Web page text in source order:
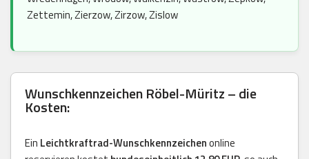
Zettemin, Zierzow, Zirzow, Zislow
Wunschkennzeichen Röbel-Müritz – die
Kosten:
Ein Leichtkraftrad-Wunschkennzeichenonline